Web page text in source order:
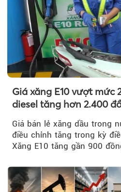
Giá xăng E10 vượt mức
diesel tăng hơn 2.400
Giá bán lẻ xăng dầu trong
điều chỉnh tăng trong kỳ
Xăng E10 tăng gần 900